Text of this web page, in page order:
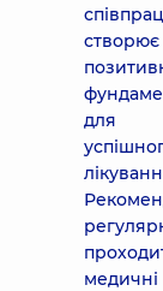
створює
для
медичні